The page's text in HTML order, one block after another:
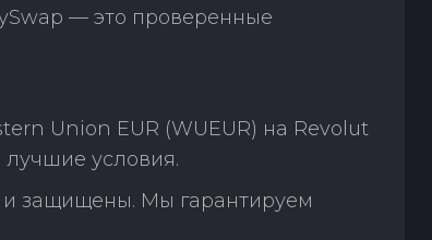
— это проверенные
Union EUR (WUEUR) на Revolut
условия.
и защищены. Мы гарантируем